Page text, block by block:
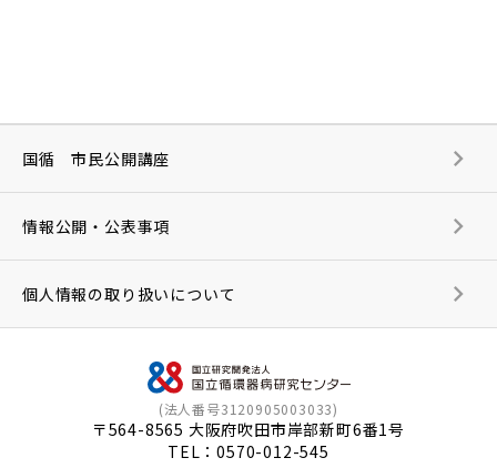
(法人番号3120905003033)
〒564-8565 大阪府吹田市岸部新町6番1号
TEL：0570-012-545
国循 市民公開講座
情報公開・公表事項
個人情報の取り扱いについて